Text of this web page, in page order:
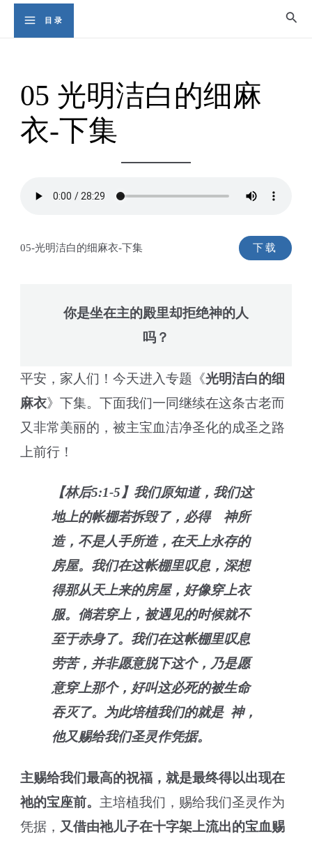
Main
目录
05 光明洁白的细麻
衣-下集
05-光明洁白的细麻衣-下集 下载
你是坐在主的殿里却拒绝神的人
吗？
平安，家人们！今天进入专题《光明洁白的细
麻衣》下集。下面我们一同继续在这条古老而
又非常美丽的，被主宝血洁净圣化的成圣之路
上前行！
【林后5:1-5】我们原知道，我们这
地上的帐棚若拆毁了，必得 神所
造，不是人手所造，在天上永存的
房屋。我们在这帐棚里叹息，深想
得那从天上来的房屋，好像穿上衣
服。倘若穿上，被遇见的时候就不
至于赤身了。我们在这帐棚里叹息
劳苦，并非愿意脱下这个，乃是愿
意穿上那个，好叫这必死的被生命
吞灭了。为此培植我们的就是 神，
他又赐给我们圣灵作凭据。
主赐给我们最高的祝福，就是最终得以出现在
祂的宝座前。 主培植我们，赐给我们圣灵作为
凭据， 又借由祂儿子在十字架上流出的宝血赐